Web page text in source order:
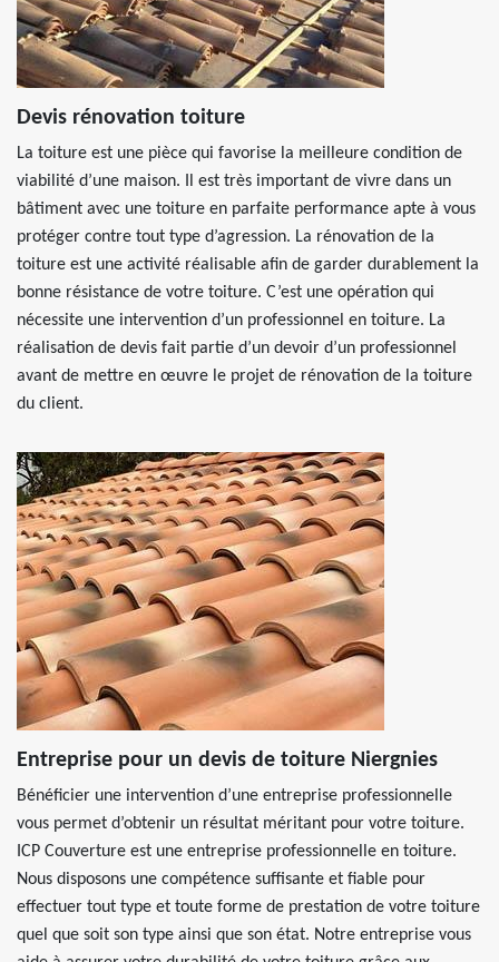
Devis rénovation toiture
La toiture est une pièce qui favorise la meilleure condition de
viabilité d’une maison. Il est très important de vivre dans un
bâtiment avec une toiture en parfaite performance apte à vous
protéger contre tout type d’agression. La rénovation de la
toiture est une activité réalisable afin de garder durablement la
bonne résistance de votre toiture. C’est une opération qui
nécessite une intervention d’un professionnel en toiture. La
réalisation de devis fait partie d’un devoir d’un professionnel
avant de mettre en œuvre le projet de rénovation de la toiture
du client.
Entreprise pour un devis de toiture Niergnies
Bénéficier une intervention d’une entreprise professionnelle
vous permet d’obtenir un résultat méritant pour votre toiture.
ICP Couverture est une entreprise professionnelle en toiture.
Nous disposons une compétence suffisante et fiable pour
effectuer tout type et toute forme de prestation de votre toiture
quel que soit son type ainsi que son état. Notre entreprise vous